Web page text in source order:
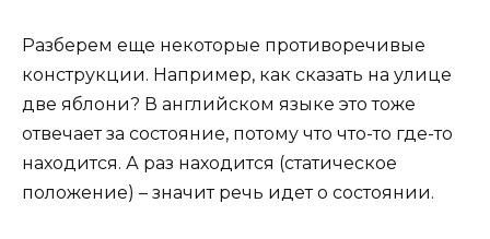
Разберем еще некоторые противоречивые
конструкции. Например, как сказать на улице
две яблони? В английском языке это тоже
отвечает за состояние, потому что что-то где-то
находится. А раз находится (статическое
положение) – значит речь идет о состоянии.